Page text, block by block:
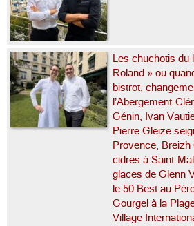
Les chuchotis
Roland » ou
bistrot,
l’Abergement-
Génin, Ivan
Pierre Gleize
Provence,
cidres à Saint-
glaces de Glenn
le 50 Best au
Gourgel à la
Village